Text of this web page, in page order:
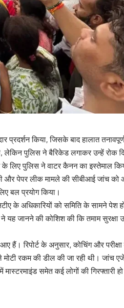
किया, जिसके बाद हालात
लेकिन पुलिस ने बैरिकेड लगाकर उन्हें रोक
के लिए पुलिस ने वाटर कैनन का इस्तेमाल
और पेपर लीक मामले की सीबीआई जांच
बल प्रयोग किया।
के अधिकारियों को समिति के सामने पेश
जानने की कोशिश की कि तमाम सुरक्षा
रिपोर्ट के अनुसार, कोचिंग और परीक्षा
रकम की डील की जा रही थी। जांच
समेत कई लोगों की गिरफ्तारी